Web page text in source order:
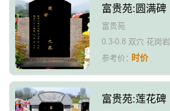
富贵苑:圆满碑
富贵苑
0.3-0.8 双穴 花岗岩
参考价：时价
富贵苑:莲花碑